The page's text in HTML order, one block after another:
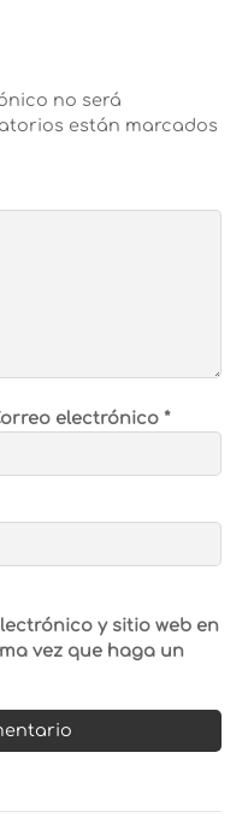
no será
están marcados
electrónico*
y sitio web en
vez que haga un